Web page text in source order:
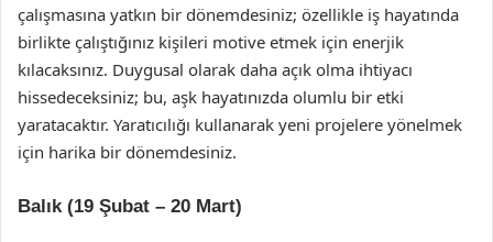
çalışmasına yatkın bir dönemdesiniz; özellikle iş hayatında
birlikte çalıştığınız kişileri motive etmek için enerjik
kılacaksınız. Duygusal olarak daha açık olma ihtiyacı
hissedeceksiniz; bu, aşk hayatınızda olumlu bir etki
yaratacaktır. Yaratıcılığı kullanarak yeni projelere yönelmek
için harika bir dönemdesiniz.
Balık (19 Şubat – 20 Mart)